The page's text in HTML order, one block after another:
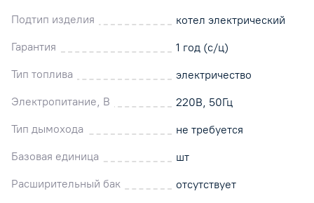
Подтип изделия
котел электрический
Гарантия
1 год (с/ц)
Тип топлива
электричество
Электропитание, В
220В, 50Гц
Тип дымохода
не требуется
Базовая единица
шт
Расширительный бак
отсутствует